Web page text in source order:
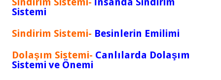
Sistemi
Sindirim Sistemi- Besinlerin Emilimi
Dolaşım Sistemi- Canlılarda Dolaşım
Sistemi ve Önemi